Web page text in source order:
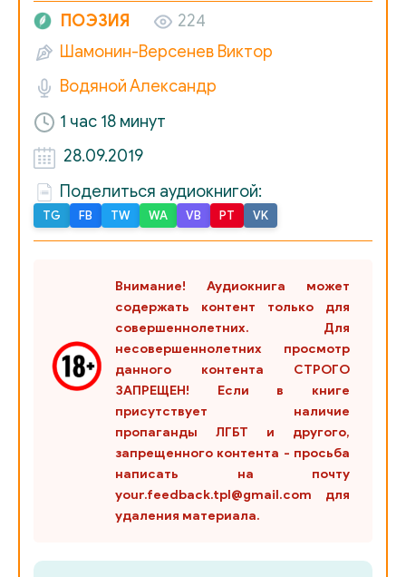
ПОЭЗИЯ
224
Шамонин-Версенев Виктор
Водяной Александр
1 час 18 минут
28.09.2019
Поделиться аудиокнигой:
TG FB TW WA VB PT VK
Внимание! Аудиокнига может
содержать контент только для
совершеннолетних. Для
несовершеннолетних просмотр
данного контента СТРОГО
ЗАПРЕЩЕН! Если в книге
присутствует наличие
пропаганды ЛГБТ и другого,
запрещенного контента - просьба
написать на почту
your.feedback.tpl@gmail.com для
удаления материала.